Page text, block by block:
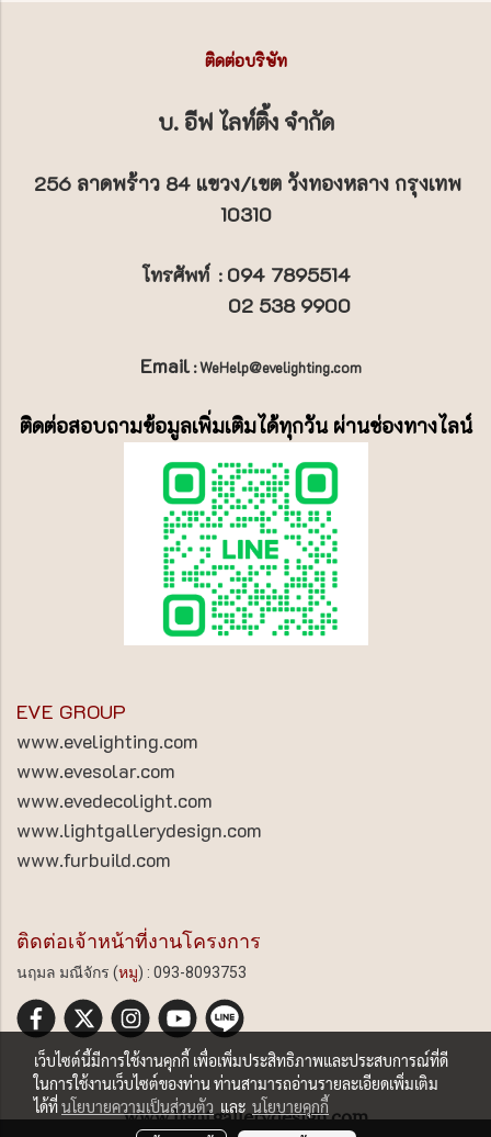
ติดต่อบริษัท
บ. อีฟ ไลท์ติ้ง จำกัด
256 ลาดพร้าว 84 แขวง/เขต วังทองหลาง กรุงเทพ
10310
โทรศัพท์: 094 7895514
02 538 9900
Email: WeHelp@evelighting.com
ติดต่อสอบถามข้อมูลเพิ่มเติมได้ทุกวัน ผ่านช่องทางไลน์
EVE GROUP
www.evelighting.com
www.evesolar.com
www.evedecolight.com
www.lightgallerydesign.com
www.furbuild.com
ติดต่อเจ้าหน้าที่งานโครงการ
นฤมล มณีจักร (หมู) : 093-8093753
www.lightgallerydesign.com
เว็บไซต์นี้มีการใช้งานคุกกี้ เพื่อเพิ่มประสิทธิภาพและประสบการณ์ที่ดี
ในการใช้งานเว็บไซต์ของท่าน ท่านสามารถอ่านรายละเอียดเพิ่มเติม
ได้ที่นโยบายความเป็นส่วนตัว และ นโยบายคุกกี้